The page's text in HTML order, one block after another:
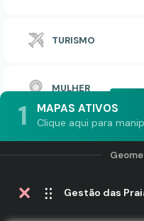
TURISMO
MULHER
1 MAPAS ATIVOS
Clique aqui para
Gestão das